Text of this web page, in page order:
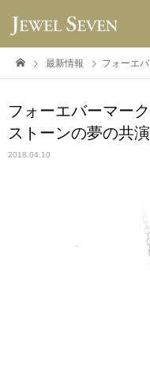
最新情報 フォーエバー
フォーエバーマー
ストーンの夢の共演
2018.04.10